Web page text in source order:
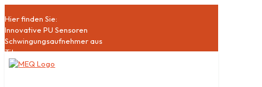
Hier finden Sie:
Innovative PU Sensoren
Schwingungsaufnehmer aus
Titan
Hochsensible Mikrophone